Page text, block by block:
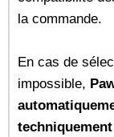
la commande.
En cas de
impossible,